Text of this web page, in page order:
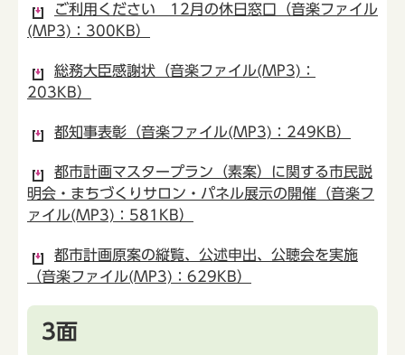
ご利用ください 12月の休日窓口（音楽ファイル
(MP3)：300KB）
総務大臣感謝状（音楽ファイル(MP3)：
203KB）
都知事表彰（音楽ファイル(MP3)：249KB）
都市計画マスタープラン（素案）に関する市民説
明会・まちづくりサロン・パネル展示の開催（音楽フ
ァイル(MP3)：581KB）
都市計画原案の縦覧、公述申出、公聴会を実施
（音楽ファイル(MP3)：629KB）
3面